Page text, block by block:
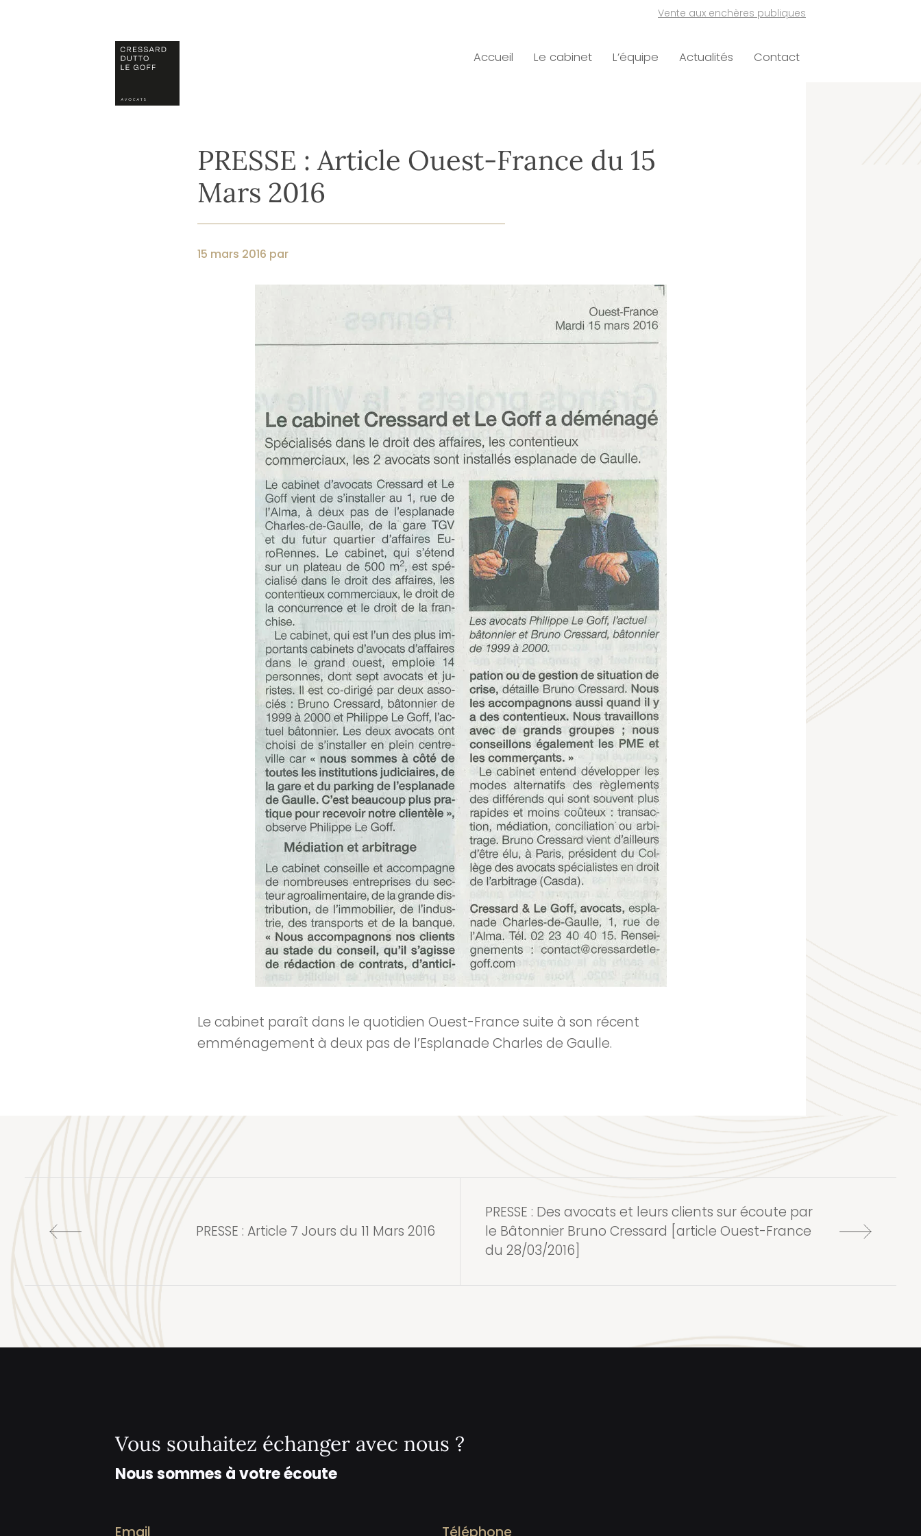
Accueil Le cabinet L’équipe Actualités Contact
Vente aux enchères publiques
PRESSE : Article Ouest-France du 15
Mars 2016
15 mars 2016 par
Le cabinet paraît dans le quotidien Ouest-France suite à son récent
emménagement à deux pas de l’Esplanade Charles de Gaulle.
PRESSE : Article 7 Jours du 11 Mars 2016
PRESSE : Des avocats et leurs clients sur écoute par
le Bâtonnier Bruno Cressard [article Ouest-France
du 28/03/2016]
Vous souhaitez échanger avec nous ?
Nous sommes à votre écoute
Email Téléphone